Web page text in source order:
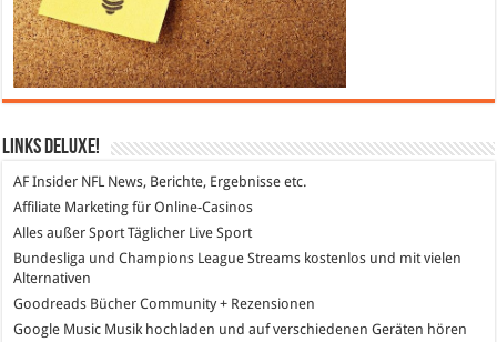
Links DeLuXe!
AF Insider NFL News, Berichte, Ergebnisse etc.
Affiliate Marketing für Online-Casinos
Alles außer Sport Täglicher Live Sport
Bundesliga und Champions League Streams kostenlos und mit vielen
Alternativen
Goodreads Bücher Community + Rezensionen
Google Music Musik hochladen und auf verschiedenen Geräten hören